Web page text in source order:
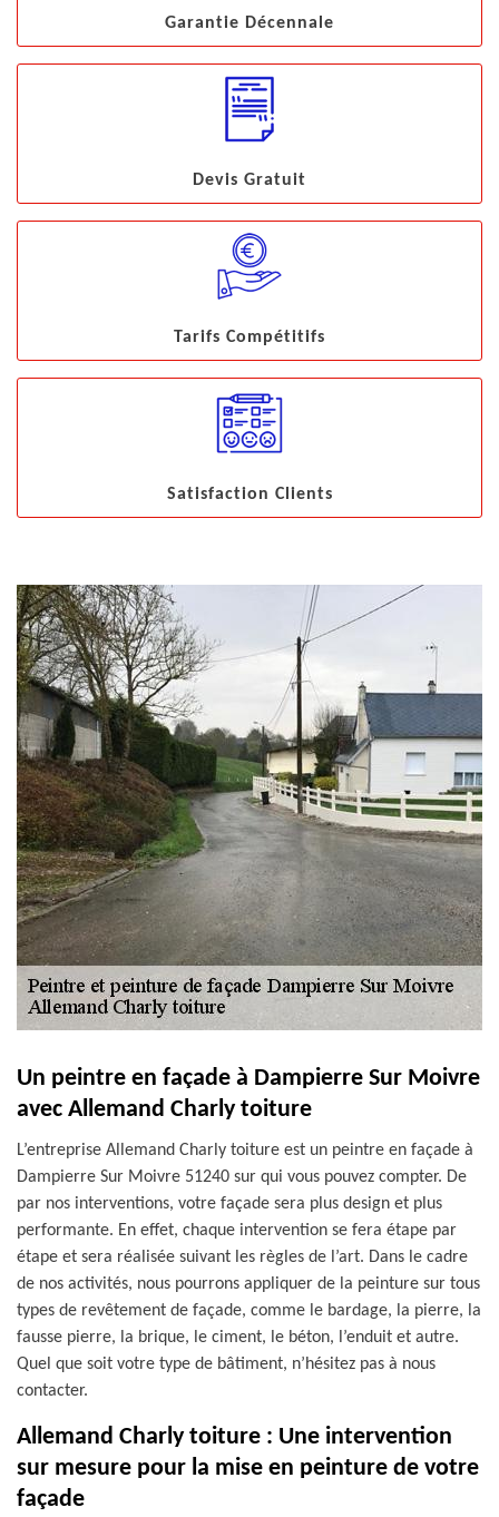
Garantie Décennale
Devis Gratuit
Tarifs Compétitifs
Satisfaction Clients
Un peintre en façade à Dampierre Sur Moivre
avec Allemand Charly toiture
L’entreprise Allemand Charly toiture est un peintre en façade à
Dampierre Sur Moivre 51240 sur qui vous pouvez compter. De
par nos interventions, votre façade sera plus design et plus
performante. En effet, chaque intervention se fera étape par
étape et sera réalisée suivant les règles de l’art. Dans le cadre
de nos activités, nous pourrons appliquer de la peinture sur tous
types de revêtement de façade, comme le bardage, la pierre, la
fausse pierre, la brique, le ciment, le béton, l’enduit et autre.
Quel que soit votre type de bâtiment, n’hésitez pas à nous
contacter.
Allemand Charly toiture : Une intervention
sur mesure pour la mise en peinture de votre
façade